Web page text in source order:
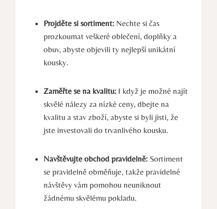
Projděte si sortiment: Nechte si čas
prozkoumat veškeré oblečení, doplňky a
obuv, abyste objevili ty nejlepší unikátní
kousky.
Zaměřte se na kvalitu: I když je možné najít
skvělé nálezy za nízké ceny, dbejte na
kvalitu a stav zboží, abyste si byli jisti, že
jste investovali do trvanlivého kousku.
Navštěvujte obchod pravidelně: Sortiment
se pravidelně obměňuje, takže pravidelné
návštěvy vám pomohou neuniknout
žádnému skvělému pokladu.